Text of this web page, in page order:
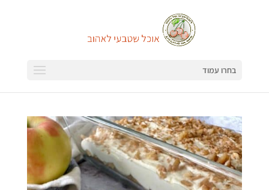
בחרו עמוד